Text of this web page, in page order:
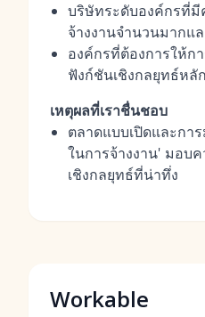
บริษัทระดับองค์กรที่มี
จ้างงานจำนวนมากแ
องค์กรที่ต้องการให้ก
ฟังก์ชันเชิงกลยุทธ์หลัก
เหตุผลที่เราชื่นชอบ
ตลาดแบบเปิดและกา
ในการจ้างงาน' มอบ
เชิงกลยุทธ์ที่น่าทึ่ง
Workable